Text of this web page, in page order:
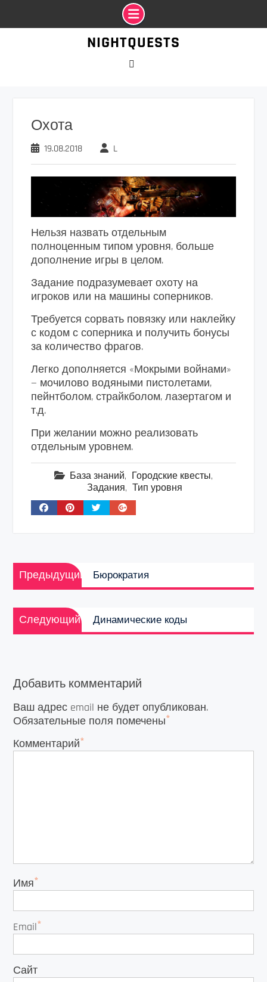
NIGHTQUESTS
Охота
19.08.2018 L
Нельзя назвать отдельным
полноценным типом уровня, больше
дополнение игры в целом.
Задание подразумевает охоту на
игроков или на машины соперников.
Требуется сорвать повязку или наклейку
с кодом с соперника и получить бонусы
за количество фрагов.
Легко дополняется «Мокрыми войнами»
— мочилово водяными пистолетами,
пейнтболом, страйкболом, лазертагом и
т.д.
При желании можно реализовать
отдельным уровнем.
База знаний, Городские квесты,
Задания, Тип уровня
Навигация
по
записям
Предыдущий
Предыдущая
запись:
Бюрократия
Следующий
Следующая
запись:
Динамические коды
Добавить комментарий
Ваш адрес email не будет опубликован.
Обязательные поля помечены*
Комментарий*
Имя*
Email*
Сайт